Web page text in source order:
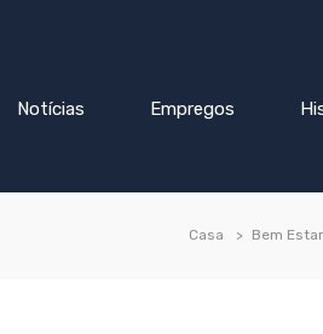
Notícias Empregos
Casa Bem